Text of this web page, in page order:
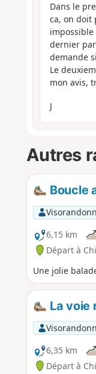
Dans le
ca, on doit
impossible
dernier
demande
Le
mon avis,
J
Autres
Boucle
6,15 km
Départ à
Une jolie
La voie
6,35 km
Départ à